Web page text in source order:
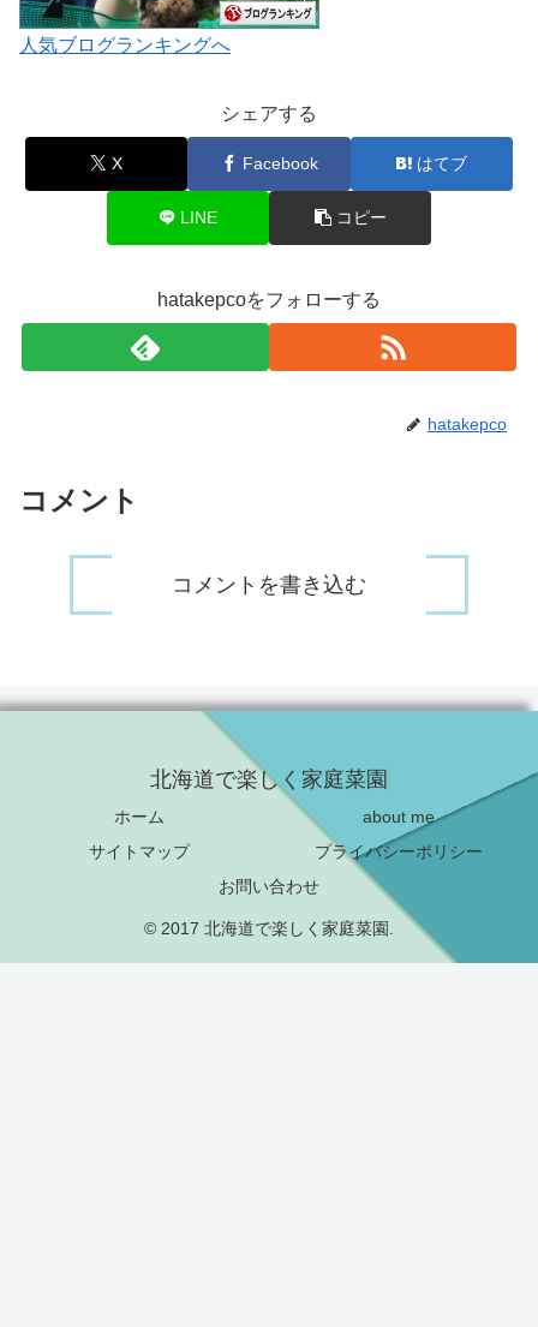
人気ブログランキングへ
シェアする
X Facebook はてブ
LINE コピー
hatakepcoをフォローする
hatakepco
コメント
コメントを書き込む
北海道で楽しく家庭菜園
ホーム
about me
サイトマップ
プライバシーポリシー
お問い合わせ
© 2017 北海道で楽しく家庭菜園.